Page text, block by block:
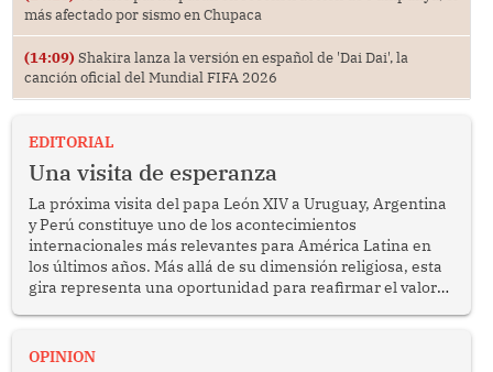
más afectado por sismo en Chupaca
(14:09) Shakira lanza la versión en español de 'Dai Dai', la
canción oficial del Mundial FIFA 2026
EDITORIAL
Una visita de esperanza
La próxima visita del papa León XIV a Uruguay, Argentina
y Perú constituye uno de los acontecimientos
internacionales más relevantes para América Latina en
los últimos años. Más allá de su dimensión religiosa, esta
gira representa una oportunidad para reafirmar el valor
enfrenta desafíos en materia de desarrollo, cohesión
OPINION